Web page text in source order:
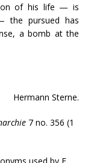
of his life — is
pursued has
a bomb at the
Hermann Sterne.
7 no. 356 (1